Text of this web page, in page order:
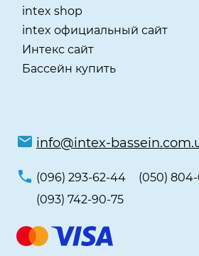
intex shop
intex официальный сайт
Интекс сайт
Бассейн купить
info@intex-
(096) 293-62-44
(050)
(093) 742-90-75